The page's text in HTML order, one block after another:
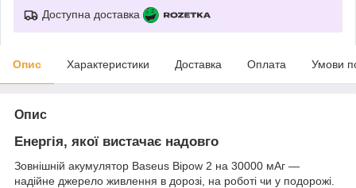
Доступна доставка
Опис Характеристики Доставка Оплата Умови
Опис
Енергія, якої вистачає надовго
Зовнішній акумулятор Baseus Bipow 2 на 30000 мАг —
надійне джерело живлення в дорозі, на роботі чи у подорожі.